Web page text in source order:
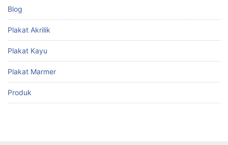
Blog
Plakat Akrilik
Plakat Kayu
Plakat Marmer
Produk